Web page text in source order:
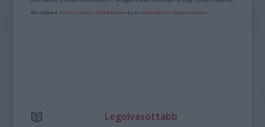
Részletek a Felhasználási feltételekben és azadatvédelmi tájékoztatóban
Legolvasottabb